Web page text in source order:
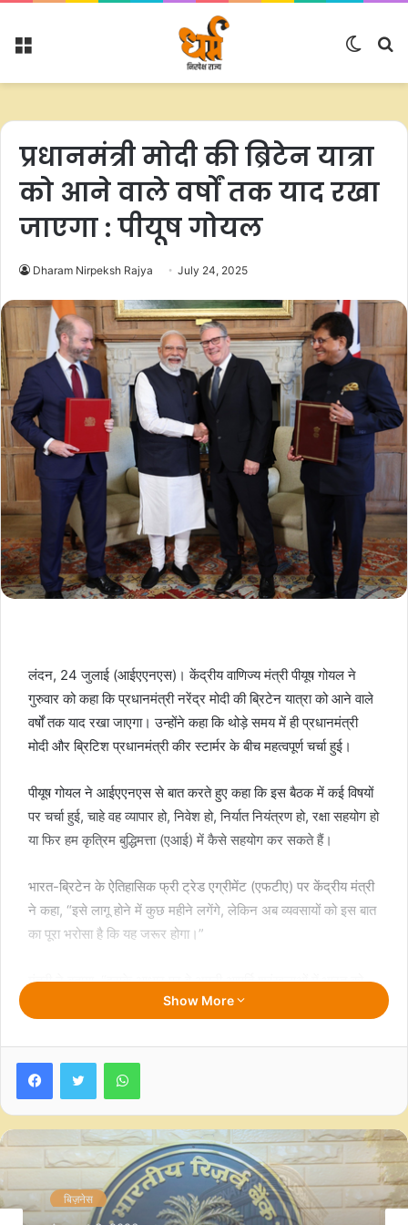
Menu
Switch
प्रधानमंत्री मोदी की ब्रिटेन यात्रा
को आने वाले वर्षों तक याद रखा
जाएगा : पीयूष गोयल
Dharam Nirpeksh Rajya July 24, 2025
लंदन, 24 जुलाई (आईएएनएस)। केंद्रीय वाणिज्य मंत्री पीयूष गोयल ने
गुरुवार को कहा कि प्रधानमंत्री नरेंद्र मोदी की ब्रिटेन यात्रा को आने वाले
वर्षों तक याद रखा जाएगा। उन्होंने कहा कि थोड़े समय में ही प्रधानमंत्री
मोदी और ब्रिटिश प्रधानमंत्री कीर स्टार्मर के बीच महत्वपूर्ण चर्चा हुई।
पीयूष गोयल ने आईएएनएस से बात करते हुए कहा कि इस बैठक में कई विषयों
पर चर्चा हुई, चाहे वह व्यापार हो, निवेश हो, निर्यात नियंत्रण हो, रक्षा सहयोग हो
या फिर हम कृत्रिम बुद्धिमत्ता (एआई) में कैसे सहयोग कर सकते हैं।
भारत-ब्रिटेन के ऐतिहासिक फ्री ट्रेड एग्रीमेंट (एफटीए) पर केंद्रीय मंत्री
ने कहा, “इसे लागू होने में कुछ महीने लगेंगे, लेकिन अब व्यवसायों को इस बात
का पूरा भरोसा है कि यह जरूर होगा।”
मंत्री ने बताया, “इसके आधार पर वे अपनी आपूर्ति श्रृंखलाओं में भारत को
शामिल करना शुरू करेंगे, उत्पाद विकसित करेंगे, ऑर्डर देंगे और गुणवत्ता
कारण निवेश भी आना शुरू हो जाएगा।”
पारंपरिक क्षेत्रों के अलावा, इस समझौते से इंजीनियरिंग सामान,
इलेक्ट्रॉनिक्स, फार्मा, रसायन, प्लास्टिक और खाद्य प्रसंस्करण उद्योगों को
बढ़ावा मिलने की उम्मीद है, जो भारत के विनिर्माण भविष्य के लिए महत्वपूर्ण हैं।
यह उच्च गुणवत्ता वाले ब्रिटिश सामान को भारतीय उपभोक्ताओं के लिए और
भी किफायती बना देगा।
Show More
FacebookTwitter WhatsApp
बिज़नेस